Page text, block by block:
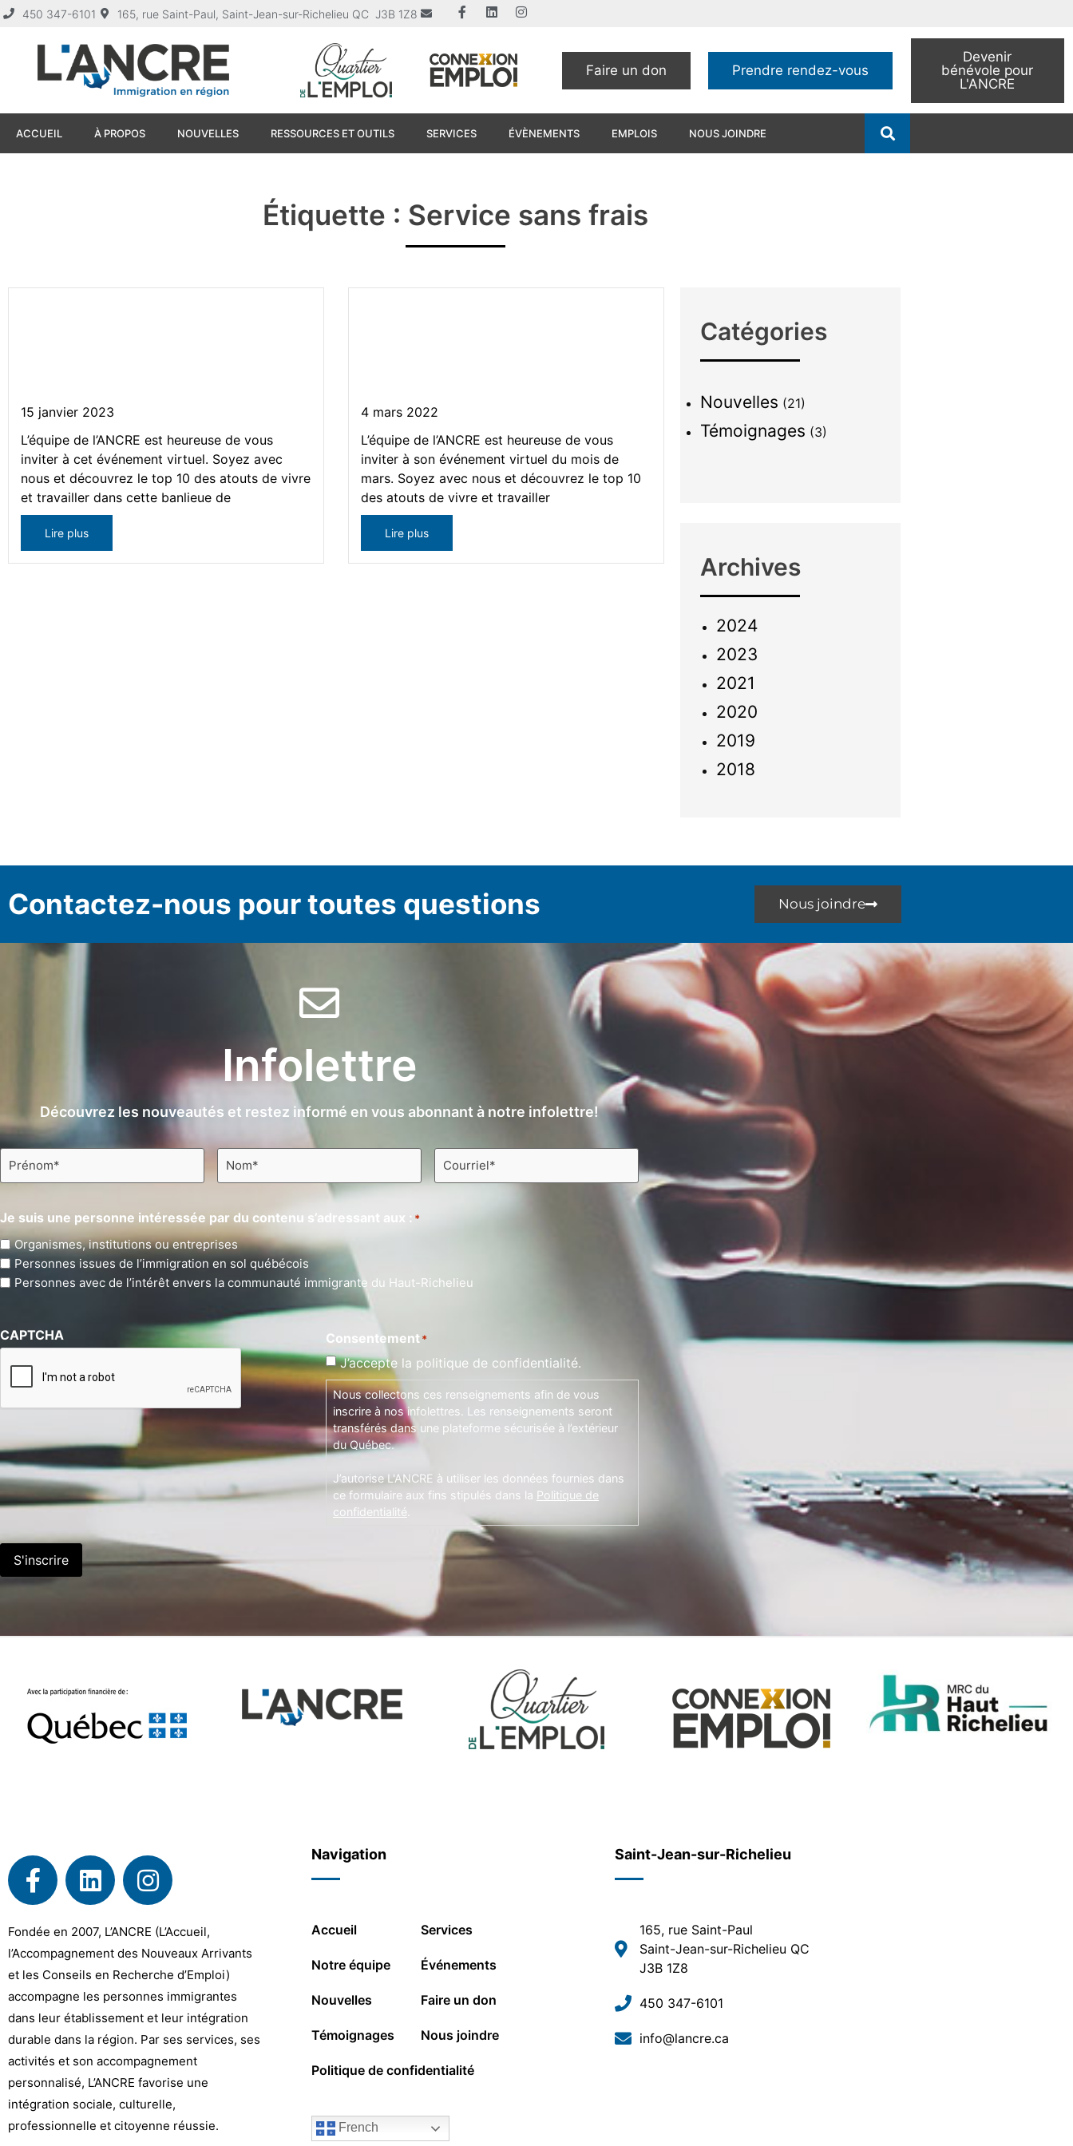
450 347-6101 165, rue Saint-Paul, Saint-Jean-sur-Richelieu QC J3B 1Z8
Faire un don Prendre rendez-vous
Devenir
bénévole pour
L'ANCRE
ACCUEIL À PROPOS NOUVELLES RESSOURCES ET OUTILS SERVICES ÉVÈNEMENTS EMPLOIS NOUS JOINDRE
Étiquette : Service sans frais
15 janvier 2023
L’équipe de l’ANCRE est heureuse de vous
inviter à cet événement virtuel. Soyez avec
nous et découvrez le top 10 des atouts de vivre
et travailler dans cette banlieue de
Lire plus
4 mars 2022
L’équipe de l’ANCRE est heureuse de vous
inviter à son événement virtuel du mois de
mars. Soyez avec nous et découvrez le top 10
des atouts de vivre et travailler
Lire plus
Catégories
Nouvelles (21)
Témoignages (3)
Archives
2024
2023
2021
2020
2019
2018
Contactez-nous pour toutes questions Nous joindre
Infolettre
Découvrez les nouveautés et restez informé en vous abonnant à notre infolettre!
Prénom Nom Courriel
Je suis une personne intéressée par du contenu s’adressant aux : *
Organismes, institutions ou entreprises
Personnes issues de l’immigration en sol québécois
Personnes avec de l’intérêt envers la communauté immigrante du Haut-Richelieu
CAPTCHA Consentement*
J’accepte la politique de confidentialité.
Nous collectons ces renseignements afin de vous
inscrire à nos infolettres. Les renseignements seront
transférés dans une plateforme sécurisée à l’extérieur
du Québec.
J’autorise L'ANCRE à utiliser les données fournies dans
ce formulaire aux fins stipulés dans la Politique de
confidentialité
S'inscrire
Fondée en 2007, L’ANCRE (L’Accueil,
l’Accompagnement des Nouveaux Arrivants
et les Conseils en Recherche d’Emploi)
accompagne les personnes immigrantes
dans leur établissement et leur intégration
durable dans la région. Par ses services, ses
activités et son accompagnement
personnalisé, L’ANCRE favorise une
intégration sociale, culturelle,
professionnelle et citoyenne réussie.
Navigation
Accueil
Notre équipe
Nouvelles
Témoignages
Services
Événements
Faire un don
Nous joindre
Politique de confidentialité
French
Saint-Jean-sur-Richelieu
165, rue Saint-Paul
Saint-Jean-sur-Richelieu QC
J3B 1Z8
450 347-6101
info@lancre.ca